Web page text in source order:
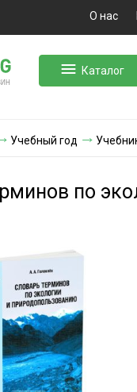
О нас
Каталог
Учебный год
по